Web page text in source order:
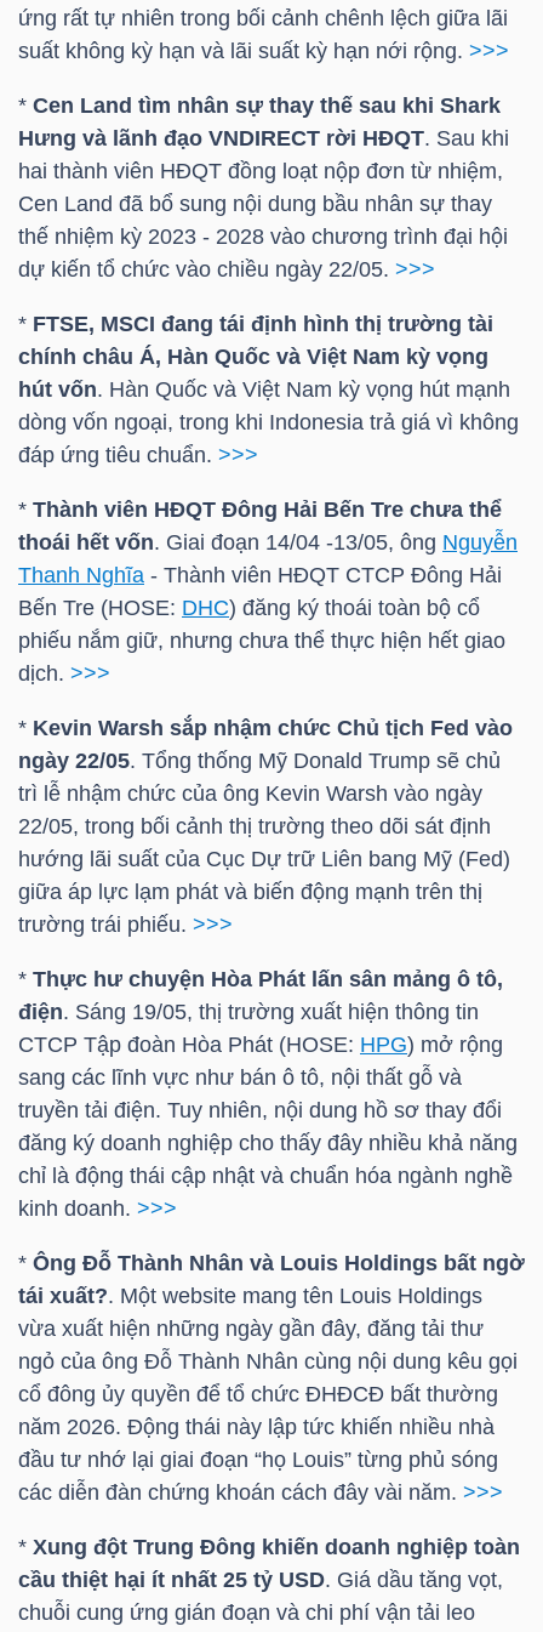
ứng rất tự nhiên trong bối cảnh chênh lệch giữa lãi
suất không kỳ hạn và lãi suất kỳ hạn nới rộng. >>>
* Cen Land tìm nhân sự thay thế sau khi Shark
Hưng và lãnh đạo VNDIRECT rời HĐQT. Sau khi
hai thành viên HĐQT đồng loạt nộp đơn từ nhiệm,
Cen Land đã bổ sung nội dung bầu nhân sự thay
thế nhiệm kỳ 2023 - 2028 vào chương trình đại hội
dự kiến tổ chức vào chiều ngày 22/05. >>>
* FTSE, MSCI đang tái định hình thị trường tài
chính châu Á, Hàn Quốc và Việt Nam kỳ vọng
hút vốn. Hàn Quốc và Việt Nam kỳ vọng hút mạnh
dòng vốn ngoại, trong khi Indonesia trả giá vì không
đáp ứng tiêu chuẩn. >>>
* Thành viên HĐQT Đông Hải Bến Tre chưa thể
thoái hết vốn. Giai đoạn 14/04 -13/05, ông Nguyễn
Thanh Nghĩa - Thành viên HĐQT CTCP Đông Hải
Bến Tre (HOSE: DHC) đăng ký thoái toàn bộ cổ
phiếu nắm giữ, nhưng chưa thể thực hiện hết giao
dịch. >>>
* Kevin Warsh sắp nhậm chức Chủ tịch Fed vào
ngày 22/05. Tổng thống Mỹ Donald Trump sẽ chủ
trì lễ nhậm chức của ông Kevin Warsh vào ngày
22/05, trong bối cảnh thị trường theo dõi sát định
hướng lãi suất của Cục Dự trữ Liên bang Mỹ (Fed)
giữa áp lực lạm phát và biến động mạnh trên thị
trường trái phiếu. >>>
* Thực hư chuyện Hòa Phát lấn sân mảng ô tô,
điện. Sáng 19/05, thị trường xuất hiện thông tin
CTCP Tập đoàn Hòa Phát (HOSE: HPG) mở rộng
sang các lĩnh vực như bán ô tô, nội thất gỗ và
truyền tải điện. Tuy nhiên, nội dung hồ sơ thay đổi
đăng ký doanh nghiệp cho thấy đây nhiều khả năng
chỉ là động thái cập nhật và chuẩn hóa ngành nghề
kinh doanh. >>>
* Ông Đỗ Thành Nhân và Louis Holdings bất ngờ
tái xuất?. Một website mang tên Louis Holdings
vừa xuất hiện những ngày gần đây, đăng tải thư
ngỏ của ông Đỗ Thành Nhân cùng nội dung kêu gọi
cổ đông ủy quyền để tổ chức ĐHĐCĐ bất thường
năm 2026. Động thái này lập tức khiến nhiều nhà
đầu tư nhớ lại giai đoạn “họ Louis” từng phủ sóng
các diễn đàn chứng khoán cách đây vài năm. >>>
* Xung đột Trung Đông khiến doanh nghiệp toàn
cầu thiệt hại ít nhất 25 tỷ USD. Giá dầu tăng vọt,
chuỗi cung ứng gián đoạn và chi phí vận tải leo
TRÁI
PHIẾU
CÔNG
CỤ
ĐẦU
TƯ
TRUY
Ngành
(-)
VS-
SECTOR
NĂNG
NGUYÊN
VẬT
LIỆU
CÔNG
NGHIỆP
TIÊU
DÙNG
KHÔNG
THIẾT